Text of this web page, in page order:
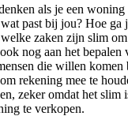
als je een
past bij jou? Hoe ga
zaken zijn slim
nog aan het bepalen
die willen komen
rekening mee te
zeker omdat het slim
te verkopen.